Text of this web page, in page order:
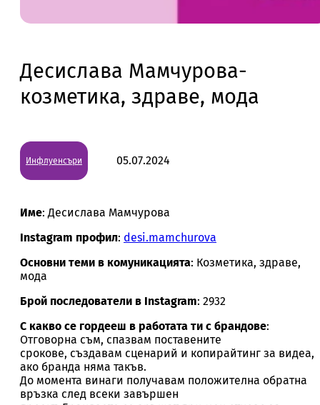
Десислава Мамчурова-
козметика, здраве, мода
Инфлуенсъри 05.07.2024
Име: Десислава Мамчурова
Instagram профил: desi.mamchurova
Основни теми в комуникацията: Козметика, здраве,
мода
Брой последователи в Instagram: 2932
С какво се гордееш в работата ти с брандове:
Отговорна съм, спазвам поставените
срокове, създавам сценарий и копирайтинг за видеа,
ако бранда няма такъв.
До момента винаги получавам положителна обратна
връзка след всеки завършен